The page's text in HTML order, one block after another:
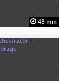
48 min